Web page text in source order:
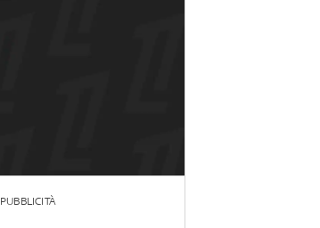
PUBBLICITÀ